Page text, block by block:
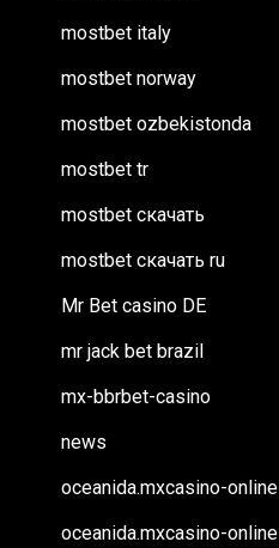
mostbet italy
mostbet norway
mostbet ozbekistonda
mostbet tr
mostbet скачать
mostbet скачать ru
Mr Bet casino DE
mr jack bet brazil
mx-bbrbet-casino
news
oceanida.mxcasino-
oceanida.mxcasino-